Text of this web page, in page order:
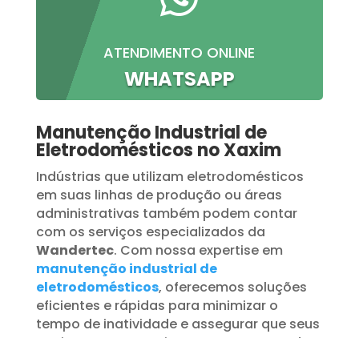
ATENDIMENTO ONLINE
WHATSAPP
Manutenção Industrial de
Eletrodomésticos no Xaxim
Indústrias que utilizam eletrodomésticos
em suas linhas de produção ou áreas
administrativas também podem contar
com os serviços especializados da
Wandertec. Com nossa expertise em
manutenção industrial de
eletrodomésticos, oferecemos soluções
eficientes e rápidas para minimizar o
tempo de inatividade e assegurar que seus